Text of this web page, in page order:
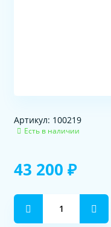
Артикул: 100219
Есть в наличии
43 200 ₽